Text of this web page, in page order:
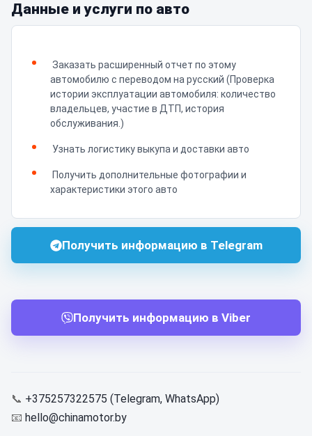
Данные и услуги по авто
Заказать расширенный отчет по этому
автомобилю с переводом на русский (Проверка
истории эксплуатации автомобиля: количество
владельцев, участие в ДТП, история
обслуживания.)
Узнать логистику выкупа и доставки авто
Получить дополнительные фотографии и
характеристики этого авто
Получить информацию в Telegram
Получить информацию в Viber
📞 +375257322575 (Telegram, WhatsApp)
📧 hello@chinamotor.by